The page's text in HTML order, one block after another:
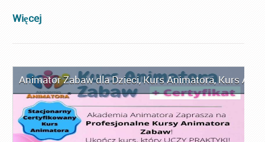
Więcej
Animator Zabaw dla Dzieci,Kurs Animatora,Kurs